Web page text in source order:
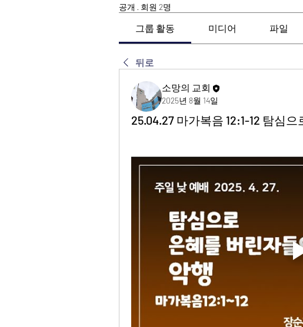
공개 · 회원 2명
그룹 활동 미디어 파일
뒤로
소망의 교회
2025년 8월 14일
25.04.27 마가복음 12:1-12 탐심